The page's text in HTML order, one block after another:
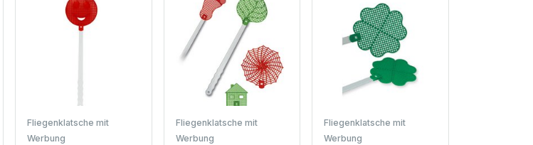
Fliegenklatsche mit
Werbung
Fliegenklatsche mit
Werbung
Fliegenklatsche mit
Werbung